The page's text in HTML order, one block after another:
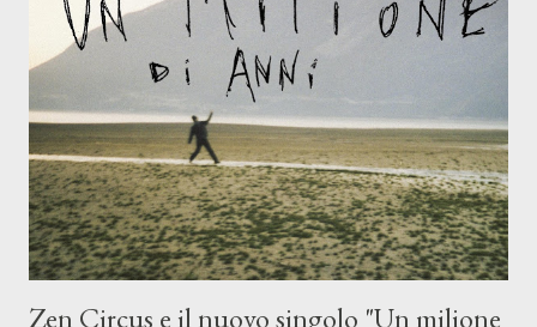
musicale, con " Che ora è" , raccontando la separazione dalla
moglie, del senso di sconfitta e del caldo afoso che opprime,
giusta condizione di sopraffazione: "Non so che ora è, che giorno
è, di questa estate che...". E' raro fare uscire come singolo una
cover, ma...
Zen Circus e il nuovo singolo "Un milione